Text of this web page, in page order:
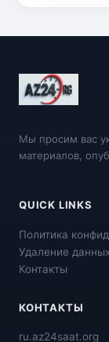
Мы просим вас
материалов,
QUICK LINKS
Политика
Удаление
Контакты
КОНТАКТЫ
ru.az24saat.org